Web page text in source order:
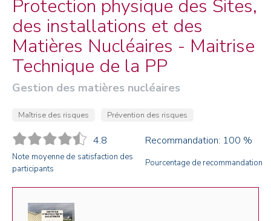
Protection physique des Sites,
des installations et des
Matières Nucléaires - Maitrise
Technique de la PP
Gestion des matières nucléaires
Maîtrise des risques Prévention des risques
4.8 Recommandation: 100 %
Note moyenne de satisfaction des
participants
Pourcentage de recommandation